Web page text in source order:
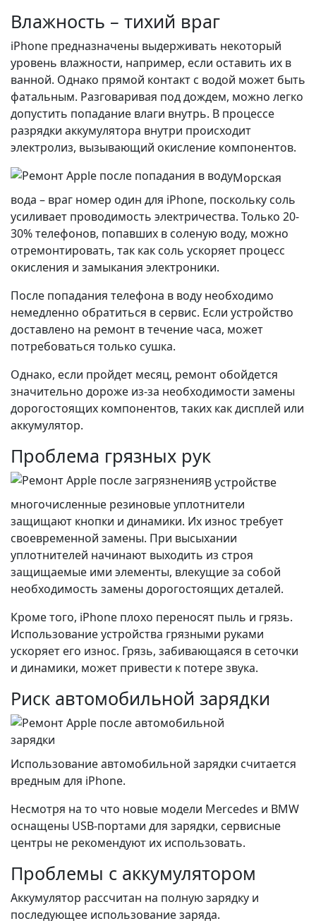
Влажность – тихий враг
iPhone предназначены выдерживать некоторый
уровень влажности, например, если оставить их в
ванной. Однако прямой контакт с водой может быть
фатальным. Разговаривая под дождем, можно легко
допустить попадание влаги внутрь. В процессе
разрядки аккумулятора внутри происходит
электролиз, вызывающий окисление компонентов.
Морская
вода – враг номер один для iPhone, поскольку соль
усиливает проводимость электричества. Только 20-
30% телефонов, попавших в соленую воду, можно
отремонтировать, так как соль ускоряет процесс
окисления и замыкания электроники.
После попадания телефона в воду необходимо
немедленно обратиться в сервис. Если устройство
доставлено на ремонт в течение часа, может
потребоваться только сушка.
Однако, если пройдет месяц, ремонт обойдется
значительно дороже из-за необходимости замены
дорогостоящих компонентов, таких как дисплей или
аккумулятор.
Проблема грязных рук
В устройстве
многочисленные резиновые уплотнители
защищают кнопки и динамики. Их износ требует
своевременной замены. При высыхании
уплотнителей начинают выходить из строя
защищаемые ими элементы, влекущие за собой
необходимость замены дорогостоящих деталей.
Кроме того, iPhone плохо переносят пыль и грязь.
Использование устройства грязными руками
ускоряет его износ. Грязь, забивающаяся в сеточки
и динамики, может привести к потере звука.
Риск автомобильной зарядки
Использование автомобильной зарядки считается
вредным для iPhone.
Несмотря на то что новые модели Mercedes и BMW
оснащены USB-портами для зарядки, сервисные
центры не рекомендуют их использовать.
Проблемы с аккумулятором
Аккумулятор рассчитан на полную зарядку и
последующее использование заряда.